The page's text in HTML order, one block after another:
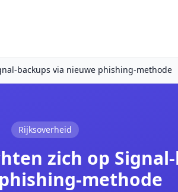
backups via nieuwe phishing-methode
Rijksoverheid
zich op
methode